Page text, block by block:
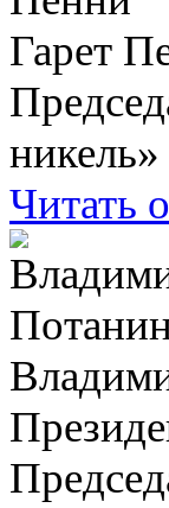
Гарет
никель»
Читать